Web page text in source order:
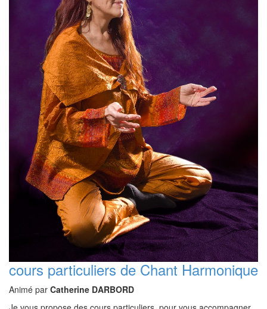
cours particuliers de Chant Harmonique
Animé par Catherine DARBORD